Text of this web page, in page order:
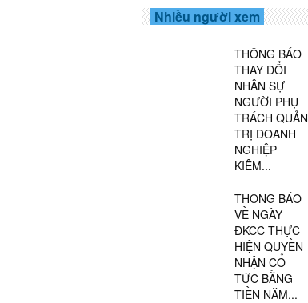
Nhiều người xem
THÔNG BÁO
THAY ĐỔI
NHÂN SỰ
NGƯỜI PHỤ
TRÁCH QUẢN
TRỊ DOANH
NGHIỆP
KIÊM...
THÔNG BÁO
VỀ NGÀY
ĐKCC THỰC
HIỆN QUYỀN
NHẬN CỔ
TỨC BẰNG
TIỀN NĂM...